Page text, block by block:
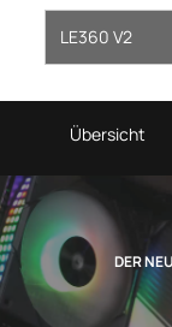
LE360 V2
Übersicht
DER